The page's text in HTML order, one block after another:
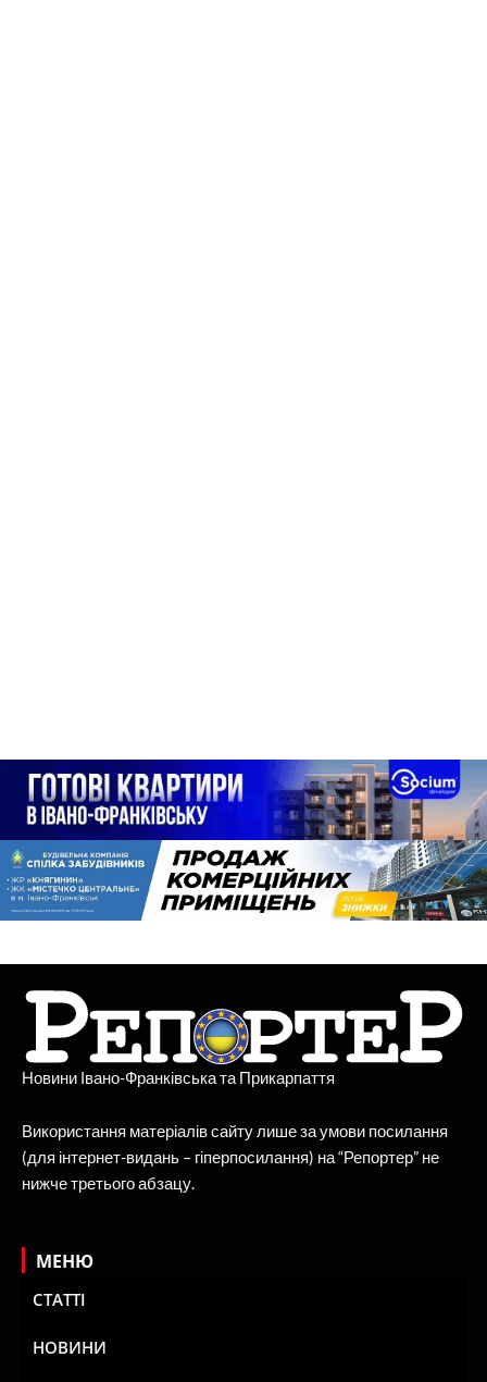
Новини Івано-Франківська та Прикарпаття
Використання матеріалів сайту лише за умови посилання
(для інтернет-видань – гіперпосилання) на “Репортер” не
нижче третього абзацу.
МЕНЮ
СТАТТІ
НОВИНИ